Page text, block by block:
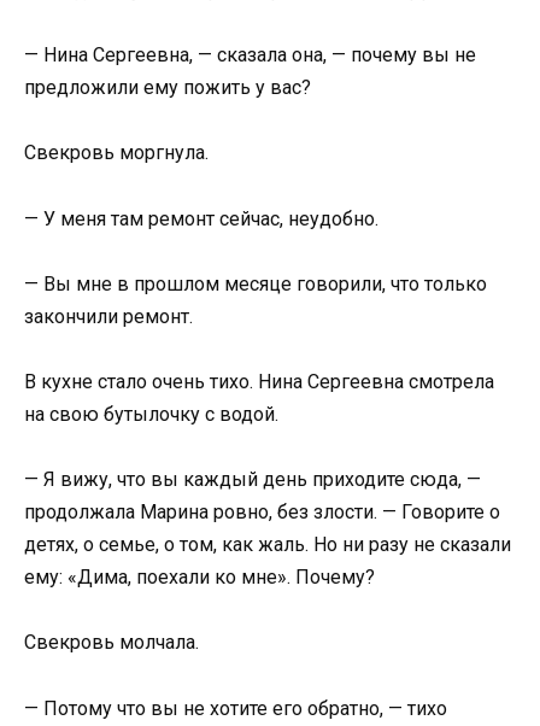
— Нина Сергеевна, — сказала она, — почему вы не
предложили ему пожить у вас?
Свекровь моргнула.
— У меня там ремонт сейчас, неудобно.
— Вы мне в прошлом месяце говорили, что только
закончили ремонт.
В кухне стало очень тихо. Нина Сергеевна смотрела
на свою бутылочку с водой.
— Я вижу, что вы каждый день приходите сюда, —
продолжала Марина ровно, без злости. — Говорите о
детях, о семье, о том, как жаль. Но ни разу не сказали
ему: «Дима, поехали ко мне». Почему?
Свекровь молчала.
— Потому что вы не хотите его обратно, — тихо